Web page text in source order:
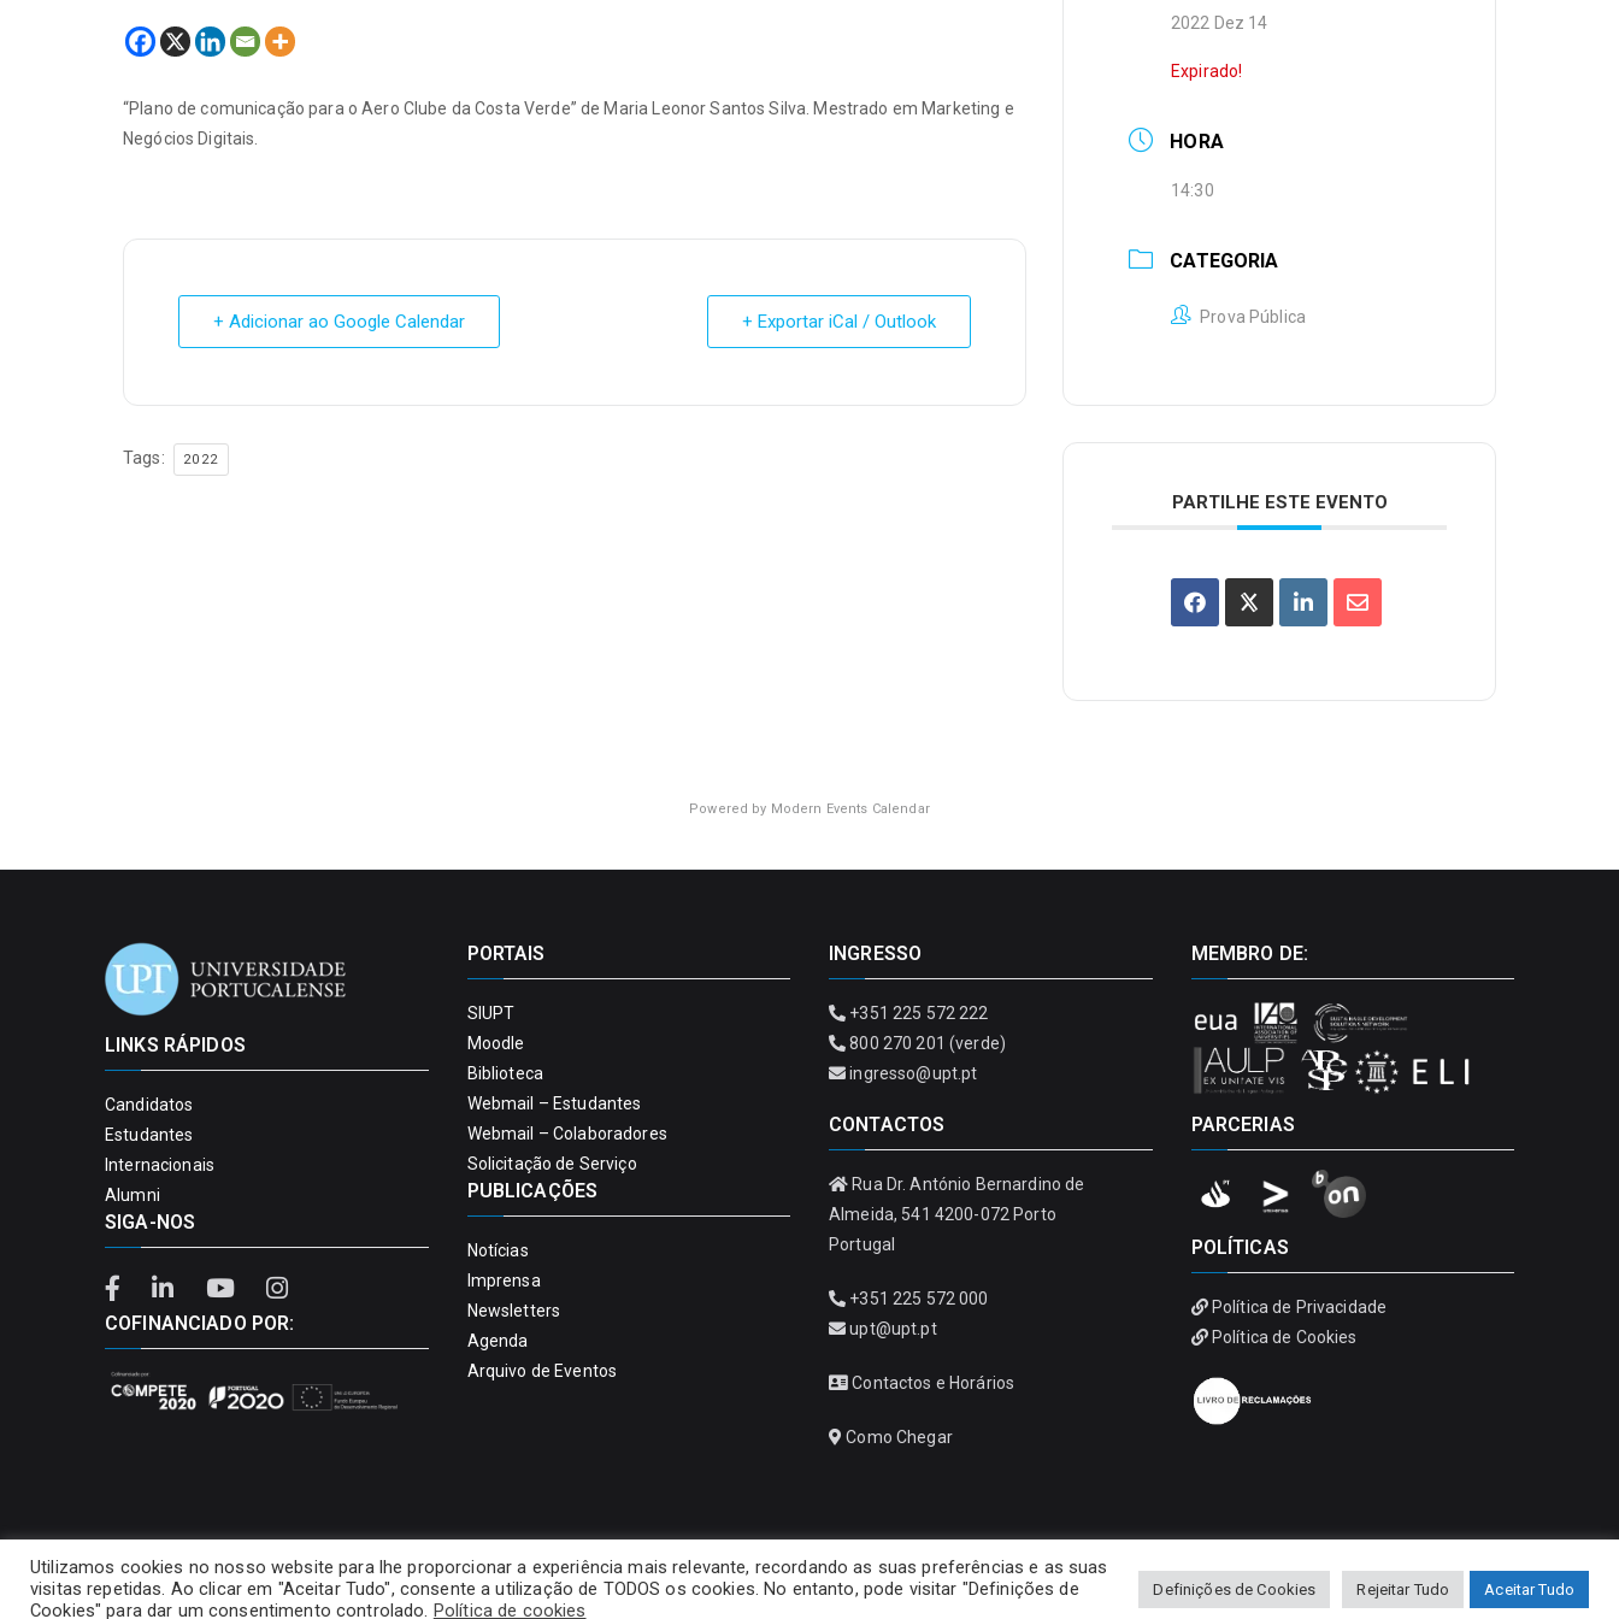
“Plano de comunicação para o Aero Clube da Costa Verde” de Maria Leonor Santos Silva. Mestrado em Marketing e
Negócios Digitais.
+ Adicionar ao Google Calendar + Exportar iCal / Outlook
Tags: 2022
2022 Dez 14
Expirado!
HORA
14:30
CATEGORIA
Prova Pública
PARTILHE ESTE EVENTO
Powered by Modern Events Calendar
LINKS RÁPIDOS
Candidatos
Estudantes
Internacionais
Alumni
SIGA-NOS
COFINANCIADO POR:
PORTAIS
SIUPT
Moodle
Biblioteca
Webmail – Estudantes
Webmail – Colaboradores
Solicitação de Serviço
PUBLICAÇÕES
Notícias
Imprensa
Newsletters
Agenda
Arquivo de Eventos
INGRESSO
+351 225 572 222
800 270 201 (verde)
ingresso@upt.pt
CONTACTOS
Rua Dr. António Bernardino de
Almeida, 541 4200-072 Porto
Portugal
+351 225 572 000
upt@upt.pt
Contactos e Horários
Como Chegar
MEMBRO DE:
PARCERIAS
POLÍTICAS
Política de Privacidade
Política de Cookies
Copyright © 2026Universidade Portucalense – Infante D. Henrique
Utilizamos cookies no nosso website para lhe proporcionar a experiência mais relevante, recordando as suas preferências e as suas
visitas repetidas. Ao clicar em "Aceitar Tudo", consente a utilização de TODOS os cookies. No entanto, pode visitar "Definições de
Cookies" para dar um consentimento controlado. Política de cookies
Definições de Cookies Rejeitar Tudo Aceitar Tudo